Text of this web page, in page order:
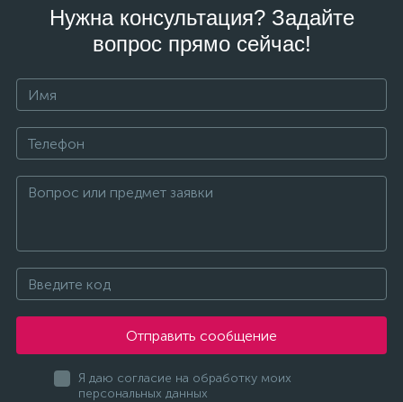
Нужна консультация? Задайте
вопрос прямо сейчас!
Отправить сообщение
Я даю согласие на обработку моих
персональных данных